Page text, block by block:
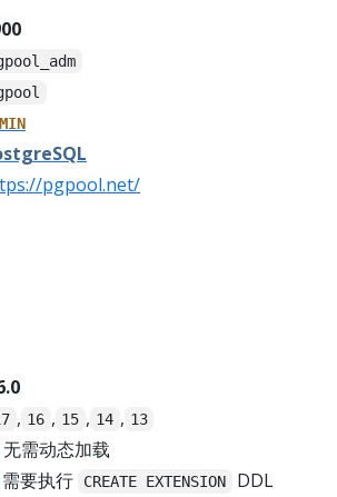
pgpool.net/
, 16 , 15 , 14 , 13
无需动态加载
需要执行 CREATE EXTENSION
DDL